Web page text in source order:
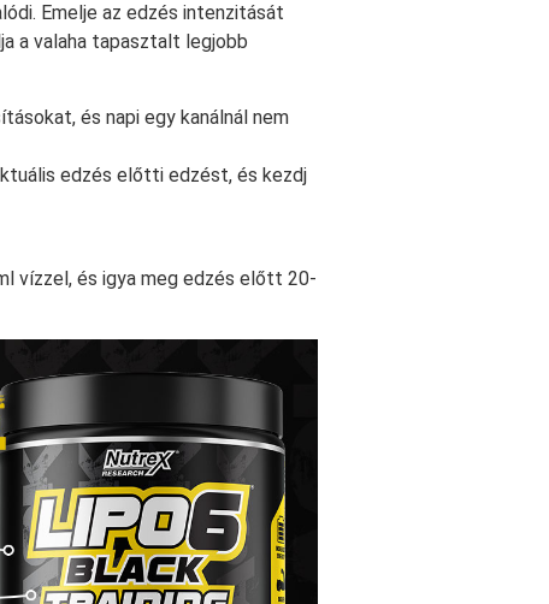
Emelje az edzés intenzitását
a valaha tapasztalt legjobb
és napi egy kanálnál nem
edzés előtti edzést, és kezdj
vízzel, és igya meg edzés előtt 20-